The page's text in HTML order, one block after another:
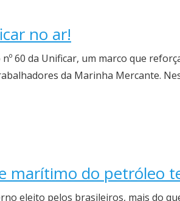
no ar!
nº 60 da Unificar, um marco que
da Marinha Mercante.
marítimo do petróleo
eleito pelos brasileiros, mais do